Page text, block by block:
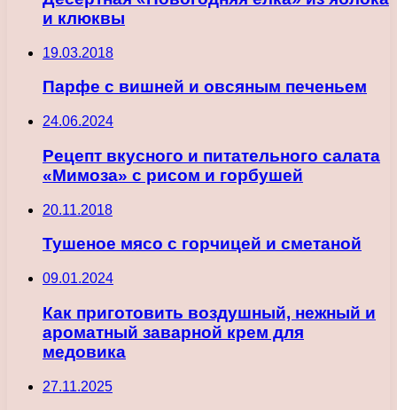
и клюквы
19.03.2018
Парфе с вишней и овсяным печеньем
24.06.2024
Рецепт вкусного и питательного салата
«Мимоза» с рисом и горбушей
20.11.2018
Тушеное мясо с горчицей и сметаной
09.01.2024
Как приготовить воздушный, нежный и
ароматный заварной крем для
медовика
27.11.2025